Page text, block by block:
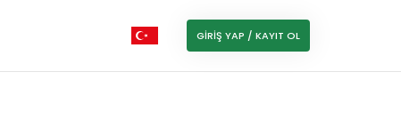
GIRIŞ YAP / KAYIT OL